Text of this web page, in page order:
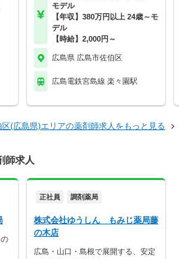
モデル
【年収】380万円以上 24歳～モ
デル
【時給】2,000円～
広島県 広島市佐伯区
広島電鉄宮島線 楽々園駅
区(広島県)エリアの薬剤師求人をもっと見る
師求人
正社員 調剤薬局
株式会社ゆうしん もみじ薬局藤
の木店
広島・山口・島根で展開する、安定